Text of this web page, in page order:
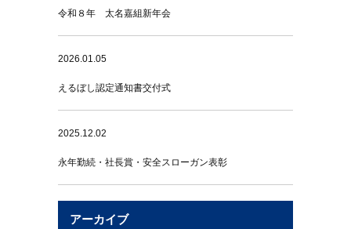
令和８年 太名嘉組新年会
2026.01.05
えるぼし認定通知書交付式
2025.12.02
永年勤続・社長賞・安全スローガン表彰
アーカイブ